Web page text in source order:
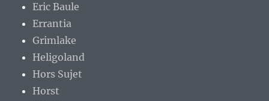
Eric Baule
Errantia
Grimlake
Heligoland
Hors Sujet
Horst